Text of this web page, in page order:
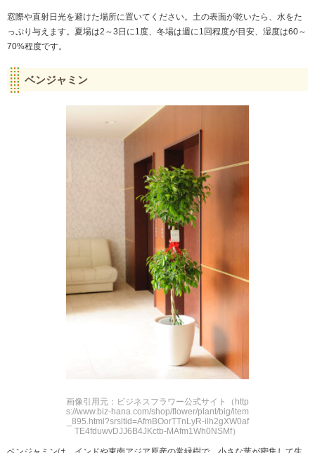
窓際や直射日光を避けた場所に置いてください。土の表面が乾いたら、水をた
っぷり与えます。夏場は2～3日に1度、冬場は週に1回程度が目安、湿度は60～
70%程度です。
ベンジャミン
画像引用元：ビジネスフラワー公式サイト（http
s://www.biz-hana.com/shop/flower/plant/big/item
_895.html?srsltid=AfmBOorTTnLyR-ilh2gXW0af
TE4fduwvDJJ6B4JKctb-MAfm1Wh0NSMf）